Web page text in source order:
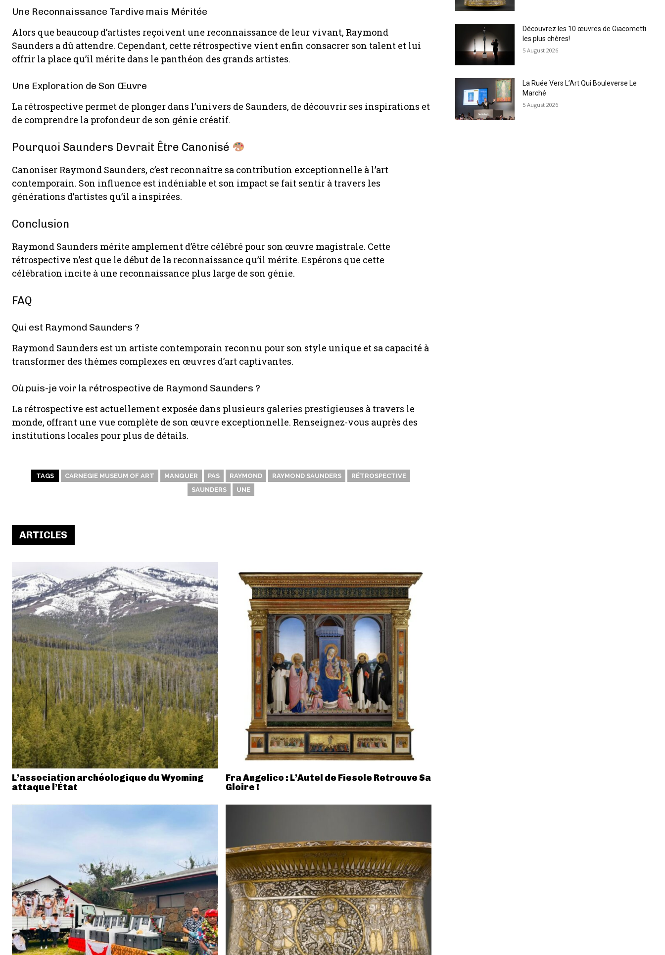
Une Reconnaissance Tardive mais Méritée
Alors que beaucoup d’artistes reçoivent une reconnaissance de leur vivant, Raymond
Saunders a dû attendre. Cependant, cette rétrospective vient enfin consacrer son talent et lui
offrir la place qu’il mérite dans le panthéon des grands artistes.
Une Exploration de Son Œuvre
La rétrospective permet de plonger dans l’univers de Saunders, de découvrir ses inspirations et
de comprendre la profondeur de son génie créatif.
Pourquoi Saunders Devrait Être Canonisé
Canoniser Raymond Saunders, c’est reconnaître sa contribution exceptionnelle à l’art
contemporain. Son influence est indéniable et son impact se fait sentir à travers les
générations d’artistes qu’il a inspirées.
Conclusion
Raymond Saunders mérite amplement d’être célébré pour son œuvre magistrale. Cette
rétrospective n’est que le début de la reconnaissance qu’il mérite. Espérons que cette
célébration incite à une reconnaissance plus large de son génie.
FAQ
Qui est Raymond Saunders ?
Raymond Saunders est un artiste contemporain reconnu pour son style unique et sa capacité à
transformer des thèmes complexes en œuvres d’art captivantes.
Où puis-je voir la rétrospective de Raymond Saunders ?
La rétrospective est actuellement exposée dans plusieurs galeries prestigieuses à travers le
monde, offrant une vue complète de son œuvre exceptionnelle. Renseignez-vous auprès des
institutions locales pour plus de détails.
TAGS CARNEGIE MUSEUM OF ART MANQUER PAS RAYMOND RAYMOND SAUNDERS
RÉTROSPECTIVE
SAUNDERS
UNE
ARTICLES
L’association archéologique du Wyoming
attaque l’État
Fra Angelico : L’Autel de Fiesole Retrouve Sa
Gloire !
Découvrez les 10 œuvres de Giacometti
les plus chères!
5 August 2026
La Ruée Vers L’Art Qui Bouleverse Le
Marché
5 August 2026